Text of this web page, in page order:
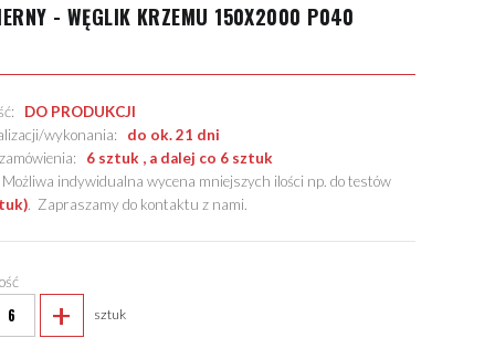
- WĘGLIK KRZEMU 150X2000 P040
DO PRODUKCJI
wykonania: do ok. 21 dni
6 sztuk , a dalej co 6 sztuk
indywidualna wycena mniejszych ilości np. do testów
. Zapraszamy do kontaktu z nami.
+ sztuk